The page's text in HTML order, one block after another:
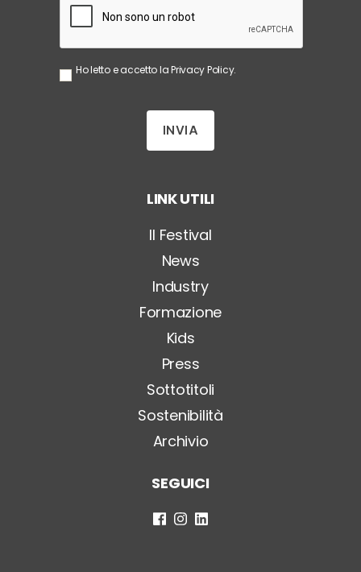
S
z
a
l
*
Ho letto e accetto laPrivacy Policy.
LINK UTILI
Il Festival
News
Industry
Formazione
Kids
Press
Sottotitoli
Sostenibilità
Archivio
SEGUICI